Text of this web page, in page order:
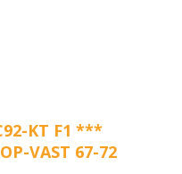
KT F1 ***
VAST 67-72